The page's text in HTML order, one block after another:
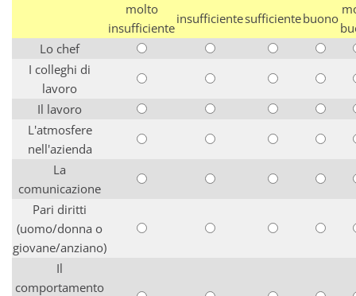
molto
insufficiente
insufficientesufficientebuono
Lo chef
I colleghi di
lavoro
Il lavoro
L'atmosfere
nell'azienda
La
comunicazione
Pari diritti
(uomo/donna o
giovane/anziano)
Il
comportamento